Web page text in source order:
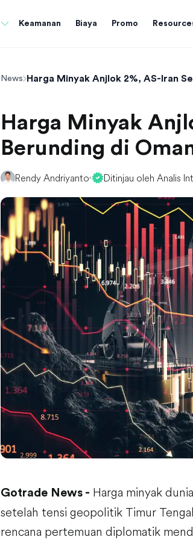
Keamanan Biaya Promo
News Harga Minyak Anjlok 2%, AS-Iran
Harga Minyak
Berunding di
Rendy Andriyanto Ditinjau oleh Analis
Gotrade News - Harga minyak
setelah tensi geopolitik Timur
rencana pertemuan diplomatik